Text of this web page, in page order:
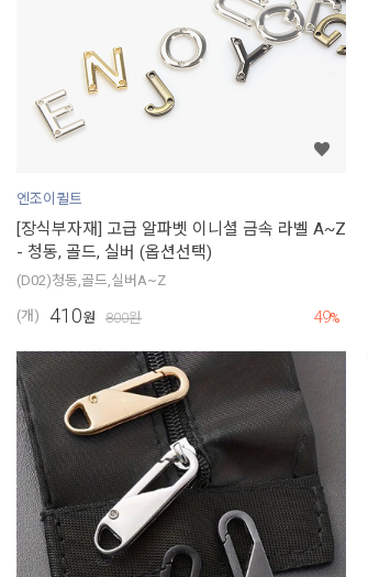
엔조이퀼트
[장식부자재] 고급 알파벳 이니셜 금속 라벨 A~Z
- 청동, 골드, 실버 (옵션선택)
(D02)청동,골드,실버A~Z
(개) 410원 800원 49%